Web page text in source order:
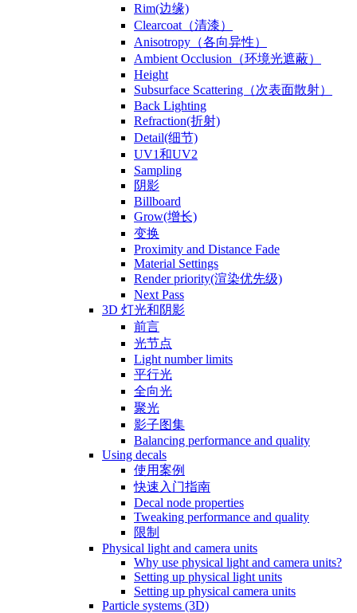
Rim(边缘)
Clearcoat（清漆）
Anisotropy（各向异性）
Ambient Occlusion（环境光遮蔽）
Height
Subsurface Scattering（次表面散射）
Back Lighting
Refraction(折射)
Detail(细节)
UV1和UV2
Sampling
阴影
Billboard
Grow(增长)
变换
Proximity and Distance Fade
Material Settings
Render priority(渲染优先级)
Next Pass
3D 灯光和阴影
前言
光节点
Light number limits
平行光
全向光
聚光
影子图集
Balancing performance and quality
Using decals
使用案例
快速入门指南
Decal node properties
Tweaking performance and quality
限制
Physical light and camera units
Why use physical light and camera units?
Setting up physical light units
Setting up physical camera units
Particle systems (3D)